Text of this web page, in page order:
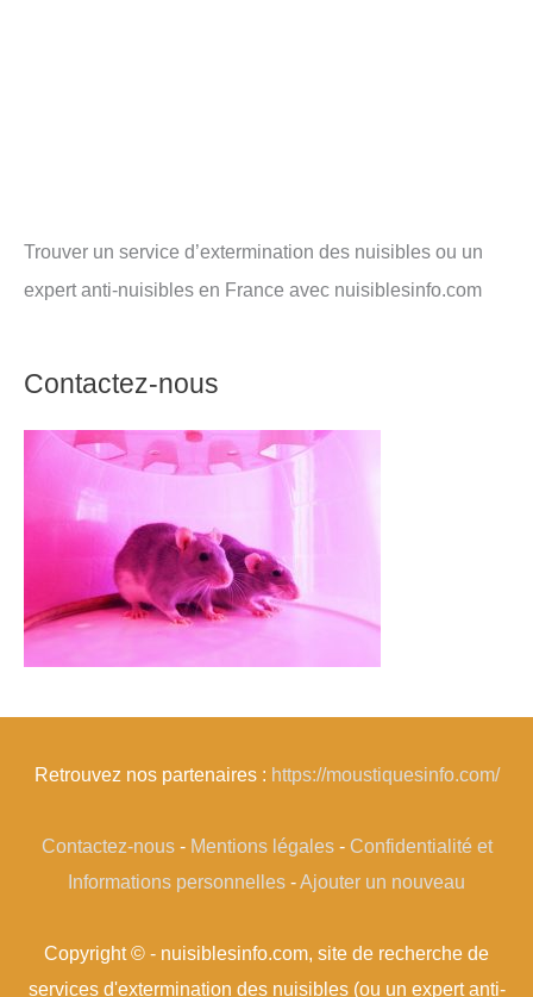
Trouver un service d’extermination des nuisibles ou un
expert anti-nuisibles en France avec nuisiblesinfo.com
Contactez-nous
Retrouvez nos partenaires : https://moustiquesinfo.com/
Contactez-nous- Mentions légales- Confidentialité et
Informations personnelles -Ajouter un nouveau
Copyright © - nuisiblesinfo.com, site de recherche de
services d'extermination des nuisibles (ou un expert anti-